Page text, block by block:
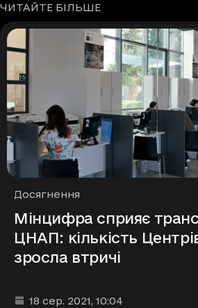
ЧИТАЙТЕ БІЛЬШЕ
Рубрики
Досягнення
Мінцифра сприяє
ЦНАП: кількість
зросла втричі
Дата та час публікації
18 сер. 2021, 10:04